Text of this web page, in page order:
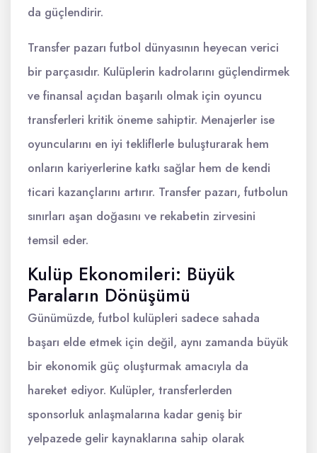
da güçlendirir.
Transfer pazarı futbol dünyasının heyecan verici
bir parçasıdır. Kulüplerin kadrolarını güçlendirmek
ve finansal açıdan başarılı olmak için oyuncu
transferleri kritik öneme sahiptir. Menajerler ise
oyuncularını en iyi tekliflerle buluşturarak hem
onların kariyerlerine katkı sağlar hem de kendi
ticari kazançlarını artırır. Transfer pazarı, futbolun
sınırları aşan doğasını ve rekabetin zirvesini
temsil eder.
Kulüp Ekonomileri: Büyük
Paraların Dönüşümü
Günümüzde, futbol kulüpleri sadece sahada
başarı elde etmek için değil, aynı zamanda büyük
bir ekonomik güç oluşturmak amacıyla da
hareket ediyor. Kulüpler, transferlerden
sponsorluk anlaşmalarına kadar geniş bir
yelpazede gelir kaynaklarına sahip olarak